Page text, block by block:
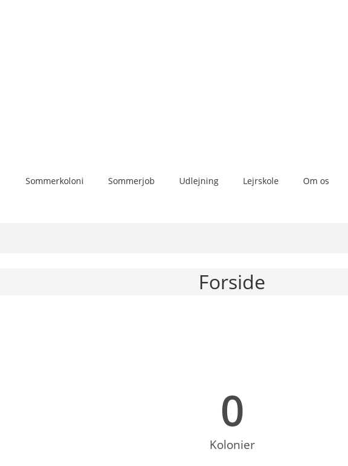
Sommerkoloni
Sommerjob Udlejning Lejrskole Om os
Forside
Kolonier
0